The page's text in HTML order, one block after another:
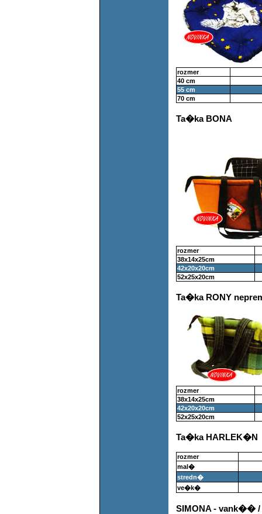
rozmer
40 cm
55 cm
70 cm
Ta�ka BONA
rozmer
38x14x25cm
42x20x20cm
52x25x20cm
Ta�ka RONY
rozmer
38x14x25cm
42x20x20cm
52x25x20cm
Ta�ka HARLEK�N
rozmer
mal�
stredn�
ve�k�
SIMONA - vank��